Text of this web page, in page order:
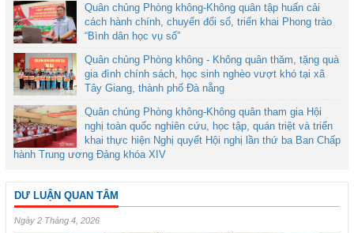
Quân chủng Phòng không-Không quân tập huấn cải
cách hành chính, chuyển đổi số, triển khai Phong trào
“Bình dân học vụ số”
Quân chủng Phòng không - Không quân thăm, tặng quà
gia đình chính sách, học sinh nghèo vượt khó tại xã
Tây Giang, thành phố Đà nẵng
Quân chủng Phòng không-Không quân tham gia Hội
nghị toàn quốc nghiên cứu, học tập, quán triệt và triển
khai thực hiện Nghị quyết Hội nghị lần thứ ba Ban Chấp
hành Trung ương Đảng khóa XIV
DƯ LUẬN QUAN TÂM
Ngày 2 Tháng 4, 2026